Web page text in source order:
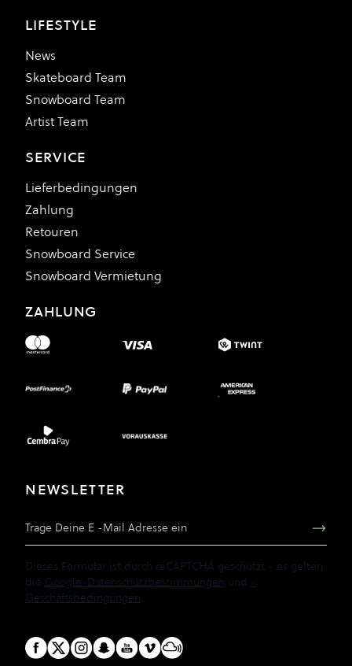
LIFESTYLE
News
Skateboard Team
Snowboard Team
Artist Team
SERVICE
Lieferbedingungen
Zahlung
Retouren
Snowboard Service
Snowboard Vermietung
ZAHLUNG
NEWSLETTER
Dieses Formular ist durch reCAPTCHA geschützt - es gelten
die Google-Datenschutzbestimmungen und -
Geschäftsbedingungen.